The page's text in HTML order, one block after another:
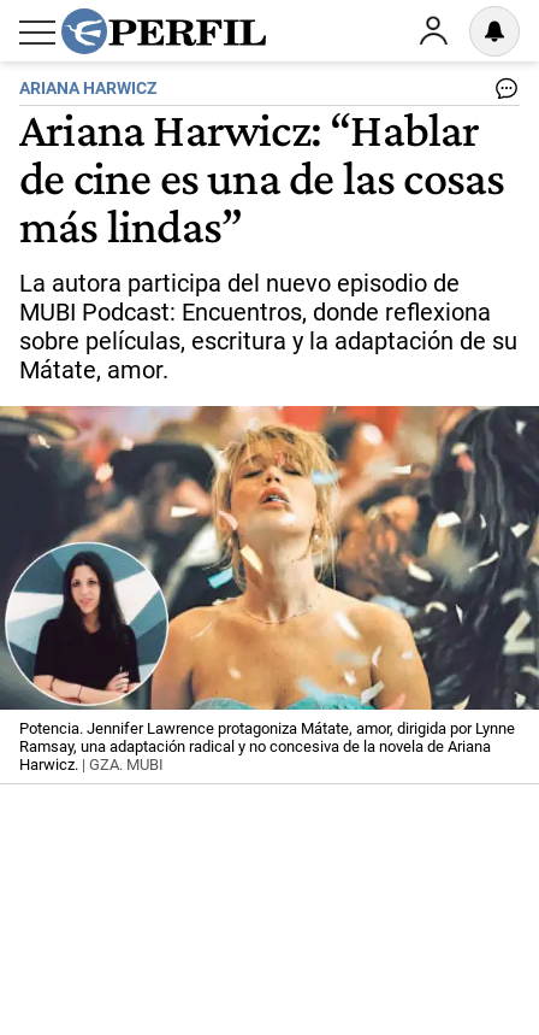
ARIANA HARWICZ
Ariana Harwicz: “Hablar
de cine es una de las cosas
más lindas”
La autora participa del nuevo episodio de
MUBI Podcast: Encuentros, donde reflexiona
sobre películas, escritura y la adaptación de su
Mátate, amor.
Potencia. Jennifer Lawrence protagoniza Mátate, amor, dirigida por Lynne
Ramsay, una adaptación radical y no concesiva de la novela de Ariana
Harwicz. | GZA. MUBI